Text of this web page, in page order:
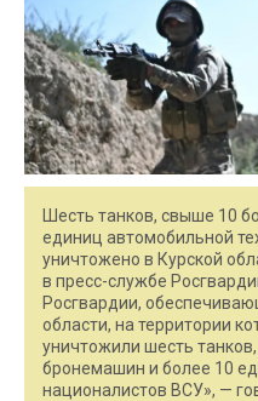
Шесть танков, свыше 10
единиц автомобильной
уничтожено в Курской
в пресс-службе
Росгвардии,
области, на территории
уничтожили шесть
бронемашин и более 10
националистов ВСУ», —